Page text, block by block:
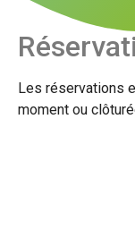
Les réservations
moment ou